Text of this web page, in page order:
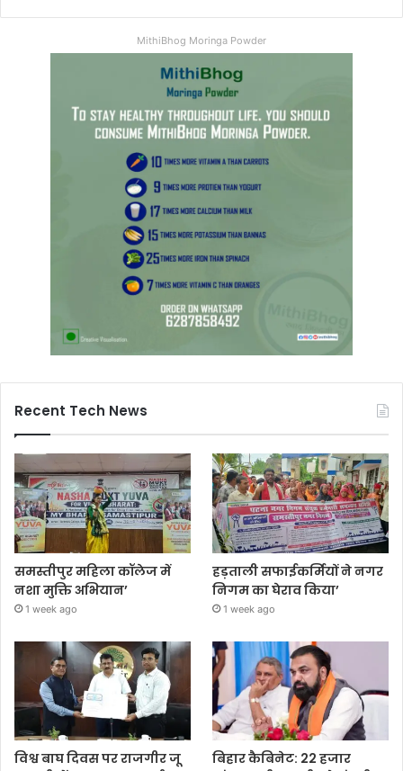
MithiBhog Moringa Powder
Recent Tech News
समस्तीपुर महिला कॉलेज में
नशा मुक्ति अभियान’
1 week ago
हड़ताली सफाईकर्मियों ने नगर
निगम का घेराव किया’
1 week ago
विश्व बाघ दिवस पर राजगीर जू
बिहार कैबिनेट: 22 हजार